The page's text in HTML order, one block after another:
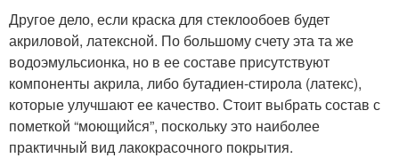
Другое дело, если краска для стеклообоев будет
акриловой, латексной. По большому счету эта та же
водоэмульсионка, но в ее составе присутствуют
компоненты акрила, либо бутадиен-стирола (латекс),
которые улучшают ее качество. Стоит выбрать состав с
пометкой “моющийся”, поскольку это наиболее
практичный вид лакокрасочного покрытия.